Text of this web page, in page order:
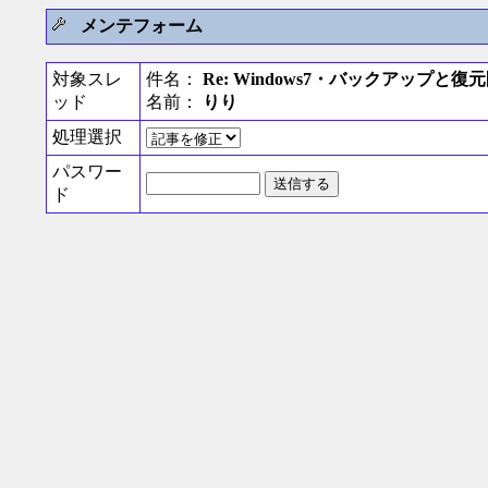
メンテフォーム
対象スレ
ッド
件名： Re: Windows7・バックアップと復
名前：
りり
処理選択
パスワー
ド